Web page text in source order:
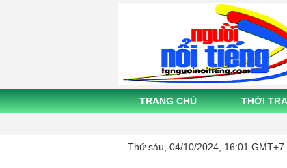
TRANG CHỦ THỜI
Thứ sáu, 04/10/2024, 16:01 GMT+7